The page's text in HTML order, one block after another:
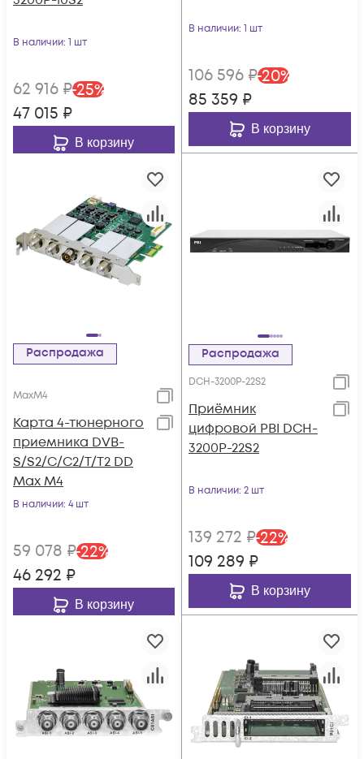
В наличии: 1 шт
62 916 ₽-25%
47 015 ₽
В корзину
В наличии: 1 шт
106 596 ₽-20%
85 359 ₽
В корзину
Распродажа
MaxM4
Карта 4-тюнерного
приемника DVB-
S/S2/C/C2/T/T2 DD
Max M4
В наличии: 4 шт
59 078 ₽-22%
46 292 ₽
В корзину
Распродажа
DCH-3200P-22S2
Приёмник
цифровой PBI DCH-
3200P-22S2
В наличии: 2 шт
139 272 ₽-22%
109 289 ₽
В корзину